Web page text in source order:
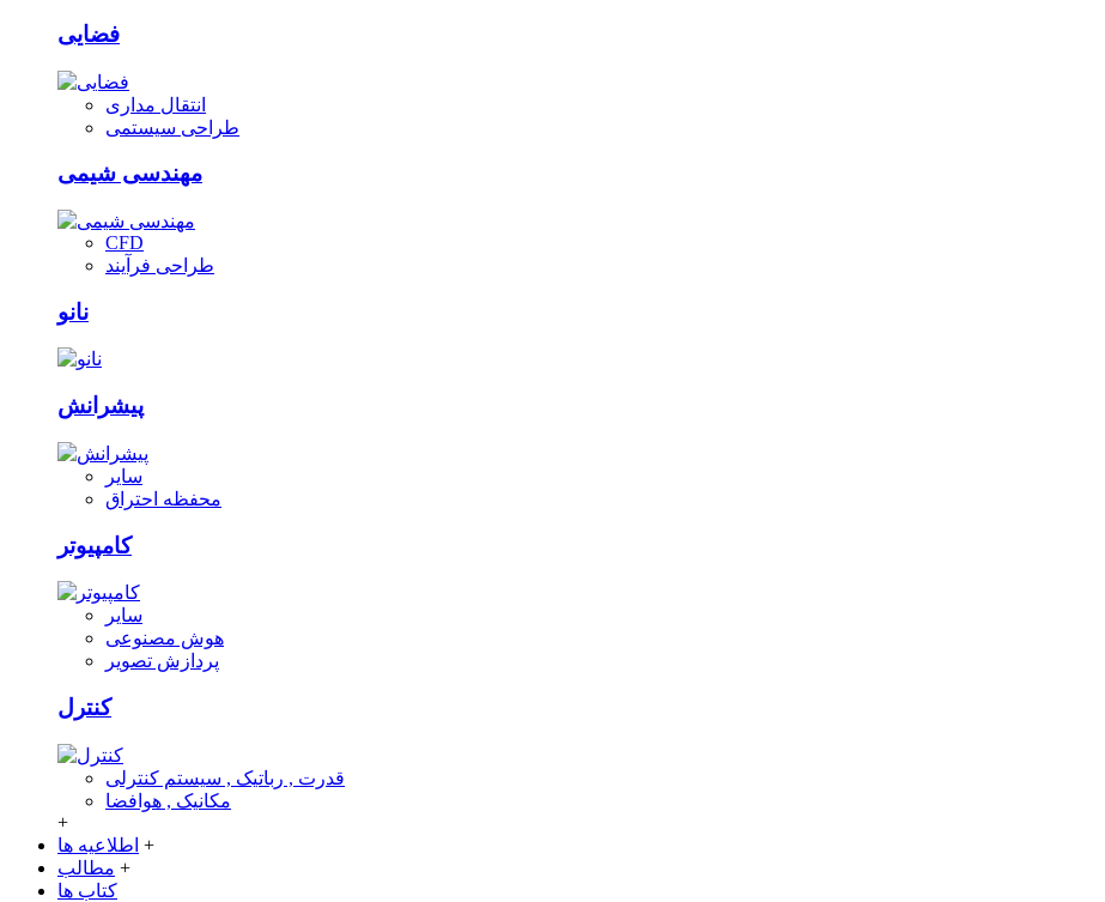
فضایی
انتقال مداری
طراحی سیستمی
مهندسی شیمی
CFD
طراحی فرآیند
نانو
پیشرانش
سایر
محفظه احتراق
کامپیوتر
سایر
هوش مصنوعی
پردازش تصویر
کنترل
قدرت , رباتیک , سیستم کنترلی
مکانیک , هوافضا
+
اطلاعیه ها +
مطالب +
کتاب ها